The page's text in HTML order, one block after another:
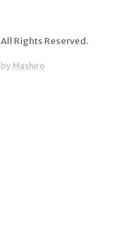
All Rights Reserved.
by Mashiro